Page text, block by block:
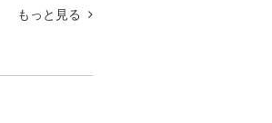
もっと見る